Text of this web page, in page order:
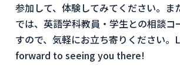
参加して、体験してみてください。ま
では、英語学科教員・学生との相談コ
すので、気軽にお立ち寄りください
forward to seeing you there!